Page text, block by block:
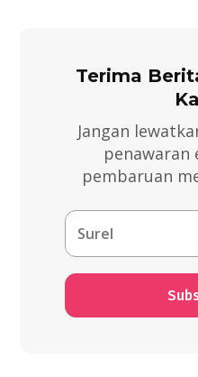
Terima
Jangan
penawaran
pembaruan